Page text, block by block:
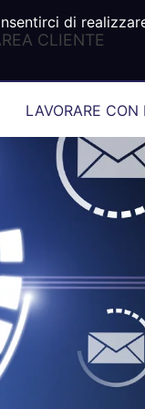
CLIENTE
®
LAVORARE CON
di